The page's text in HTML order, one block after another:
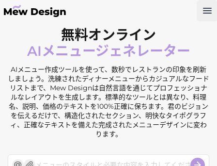
無料オンライン
AIメニュージェネレーター
AIメニュー作成ツールを使って、数秒でレストランの印象を刷新
しましょう。洗練されたディナーメニューからカジュアルなフード
リストまで、Mew Designは自然言語を通じてプロフェッショナ
ルなレイアウトを生成します。標準的なツールとは異なり、料理
名、説明、価格のテキストを100%正確に保ちます。君のビジョン
を伝えるだけで、構造化されたセクション、明快なタイポグラフ
ィ、正確なテキストを備えた完成されたメニューデザインに変わ
ります。